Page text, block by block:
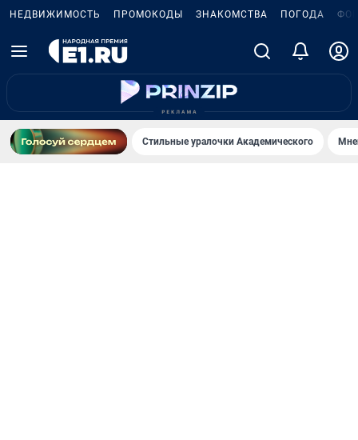
НЕДВИЖИМОСТЬ ПРОМОКОДЫ ЗНАКОМСТВА ПОГОДА
Стильные уралочки Академического